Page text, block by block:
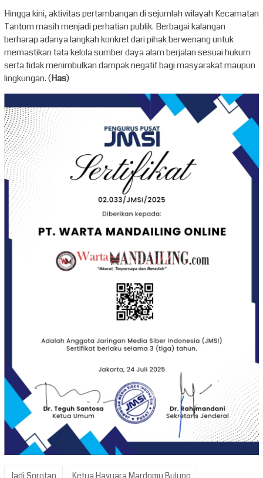
Hingga kini, aktivitas pertambangan di sejumlah wilayah Kecamatan
Tantom masih menjadi perhatian publik. Berbagai kalangan
berharap adanya langkah konkret dari pihak berwenang untuk
memastikan tata kelola sumber daya alam berjalan sesuai hukum
serta tidak menimbulkan dampak negatif bagi masyarakat maupun
lingkungan. (Has)
Jadi Sorotan Ketua Hayuara Mardomu Bulung